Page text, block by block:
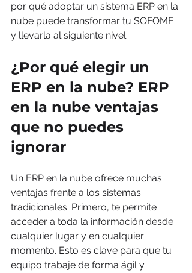
por qué adoptar un sistema ERP en la
nube puede transformar tu SOFOME
y llevarla al siguiente nivel.
¿Por qué elegir un
ERP en la nube? ERP
en la nube ventajas
que no puedes
ignorar
Un ERP en la nube ofrece muchas
ventajas frente a los sistemas
tradicionales. Primero, te permite
acceder a toda la información desde
cualquier lugar y en cualquier
momento. Esto es clave para que tu
equipo trabaje de forma ágil y